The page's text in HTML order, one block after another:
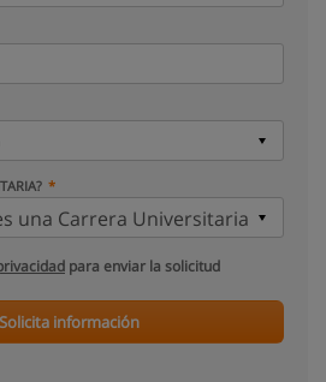
para enviar la solicitud
Solicita información